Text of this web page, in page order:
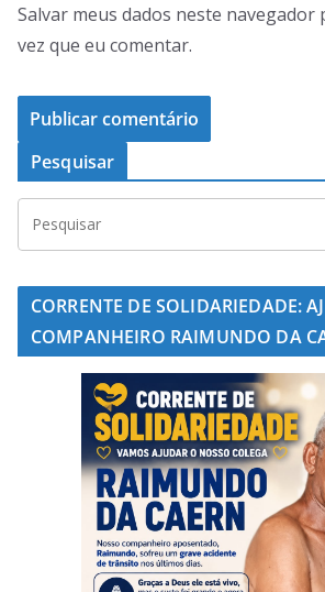
Salvar meus dados neste navegador
vez que eu comentar.
Pesquisar
CORRENTE DE SOLIDARIEDADE:
COMPANHEIRO RAIMUNDO DA